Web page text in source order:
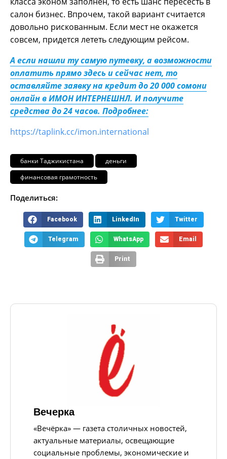
салон бизнес. Впрочем, такой вариант считается
довольно рискованным. Если мест не окажется
совсем, придется лететь следующим рейсом.
А если нашли ту самую путевку, а возможности
оплатить прямо здесь и сейчас нет, то
оставляйте заявку на кредит до 20 000 сомони
онлайн в ИМОН ИНТЕРНЕШНЛ. И получите
средства до 24 часов. Подробнее:
https://taplink.cc/imon.international
банки Таджикистана
деньги
финансовая грамотность
Поделиться:
Facebook LinkedIn Twitter
Telegram WhatsApp Email
Print
Вечерка
«Вечёрка» — газета столичных новостей,
актуальные материалы, освещающие
социальные проблемы, экономические и